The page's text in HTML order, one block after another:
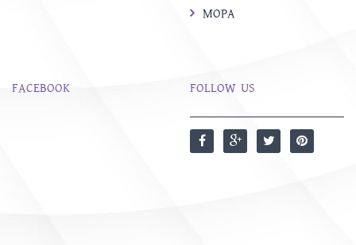
MOPA
FACEBOOK FOLLOW US